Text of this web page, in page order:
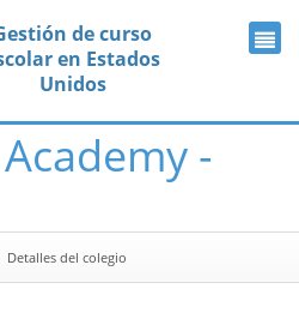
de curso
en Estados
Unidos
-
Detalles del colegio